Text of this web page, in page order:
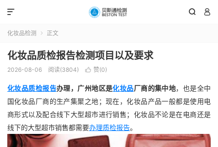
 

化妆品检测  正文
化妆品质检报告检测项目以及要求
2026-08-06 阅读(3804)  赞(0)
化妆品质检报告办理，广州地区是化妆品厂商的集中地，也是全中
国化妆品厂商的生产集聚之地；现在，化妆品产品一般都是使用电
商形式以及配合线下大型超市进行销售；化妆品不论是在电商还是
线下的大型超市销售都需要办理质检报告。